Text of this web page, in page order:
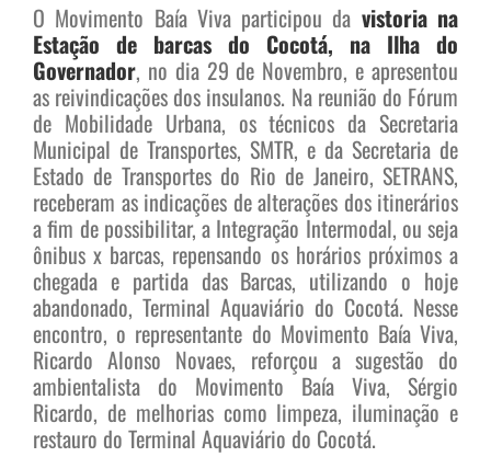
O Movimento Baía Viva participou da vistoria na
Estação de barcas do Cocotá, na Ilha do
Governador, no dia 29 de Novembro, e apresentou
as reivindicações dos insulanos. Na reunião do Fórum
de Mobilidade Urbana, os técnicos da Secretaria
Municipal de Transportes, SMTR, e da Secretaria de
Estado de Transportes do Rio de Janeiro, SETRANS,
receberam as indicações de alterações dos itinerários
a fim de possibilitar, a Integração Intermodal, ou seja
ônibus x barcas, repensando os horários próximos a
chegada e partida das Barcas, utilizando o hoje
abandonado, Terminal Aquaviário do Cocotá. Nesse
encontro, o representante do Movimento Baía Viva,
Ricardo Alonso Novaes, reforçou a sugestão do
ambientalista do Movimento Baía Viva, Sérgio
Ricardo, de melhorias como limpeza, iluminação e
restauro do Terminal Aquaviário do Cocotá.